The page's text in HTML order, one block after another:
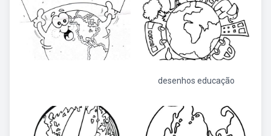
desenhos educação